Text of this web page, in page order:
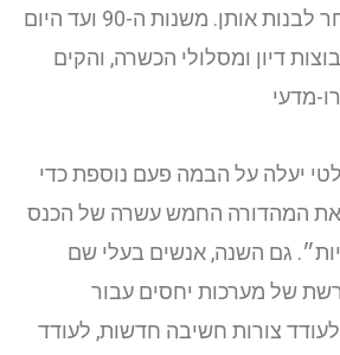
בטחנות רוח הוא בחר לבנות אותן. משנות ה-90 ועד היום
דיון ומסלולי הכשרה, והקים
יעלה על הבמה פעם נוספת כדי
את המהדורה החמש עשרה של הכנס
גם השנה, אנשים בעלי שם
רשת של מערכות יחסים עבור
צורות חשיבה חדשות, לעודד